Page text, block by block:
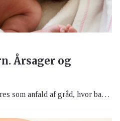
Årsager og
Kolik hos spædbørn definereres som anfald af gråd, hvor barnet græder utrøsteligt og voldsomt i flere timer i træk hver dag i flere uger. Omkring hvert 6. barn får lidelsen i de første levemåneder, oftest når barnet er omkring 6-8 uger.